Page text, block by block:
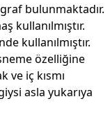
bulunmaktadır.
kullanılmıştır.
kullanılmıştır.
özelliğine
ve iç kısmı
asla yukarıya